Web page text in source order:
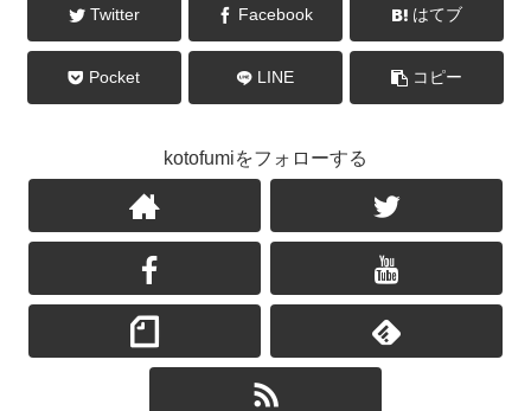
Twitter Facebook はてブ
Pocket LINE コピー
kotofumiをフォローする